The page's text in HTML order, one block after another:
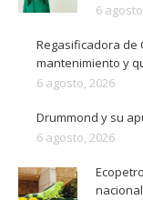
6
Regasificadora de
mantenimiento y
6 agosto, 2026
Drummond y su
6 agosto, 2026